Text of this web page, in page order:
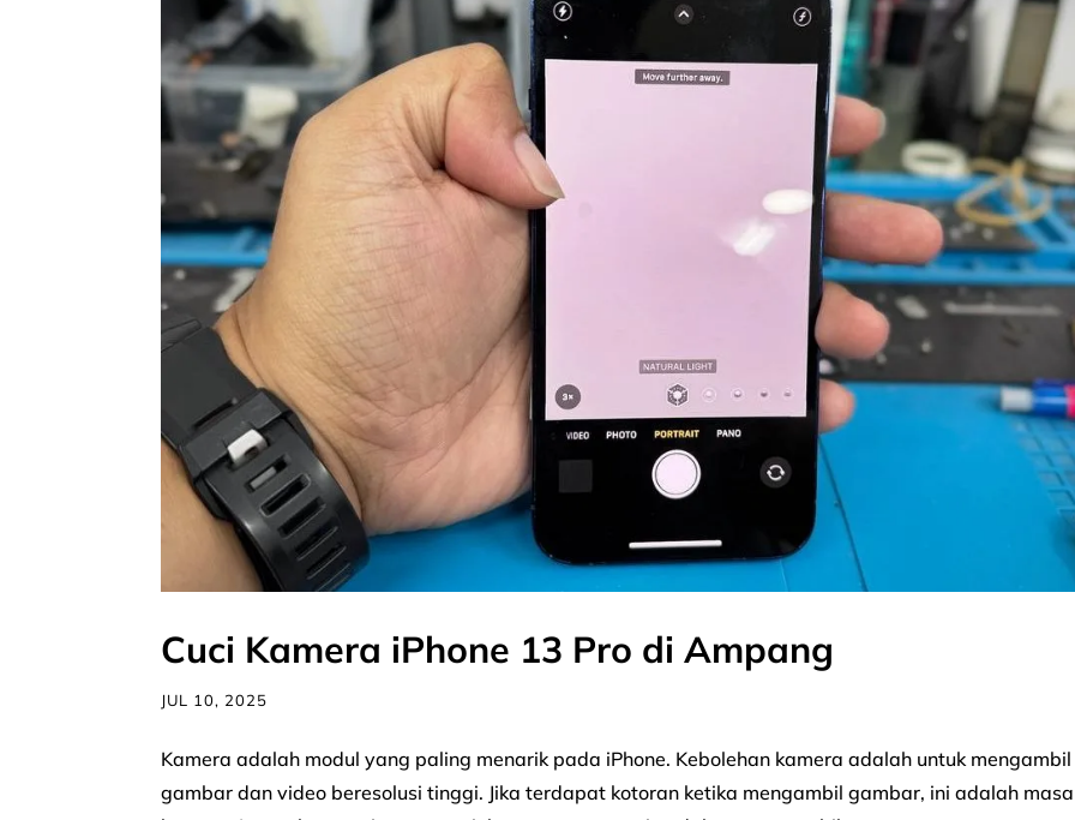
Cuci Kamera iPhone 13 Pro di Ampang
JUL 10, 2025
Kamera adalah modul yang paling menarik pada iPhone. Kebolehan kamera adalah untuk mengambil
gambar dan video beresolusi tinggi. Jika terdapat kotoran ketika mengambil gambar, ini adalah